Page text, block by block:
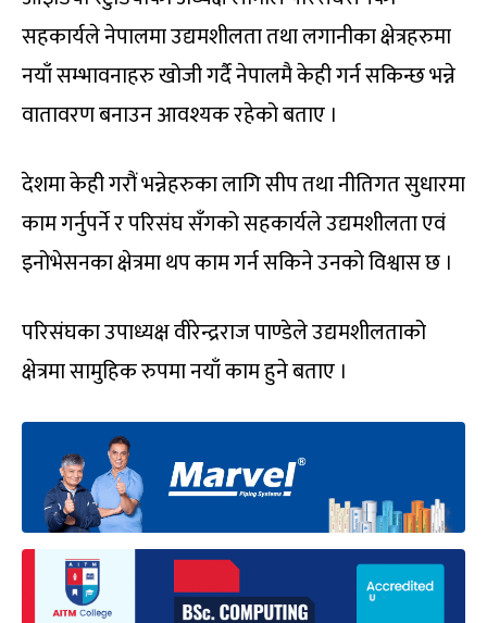
सहकार्यले नेपालमा उद्यमशीलता तथा लगानीका क्षेत्रहरुमा
नयाँ सम्भावनाहरु खोजी गर्दै नेपालमै केही गर्न सकिन्छ भन्ने
वातावरण बनाउन आवश्यक रहेको बताए ।
देशमा केही गरौं भन्नेहरुका लागि सीप तथा नीतिगत सुधारमा
काम गर्नुपर्ने र परिसंघ सँगको सहकार्यले उद्यमशीलता एवं
इनोभेसनका क्षेत्रमा थप काम गर्न सकिने उनको विश्वास छ ।
परिसंघका उपाध्यक्ष वीरेन्द्रराज पाण्डेले उद्यमशीलताको
क्षेत्रमा सामुहिक रुपमा नयाँ काम हुने बताए ।